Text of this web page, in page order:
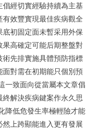
經切實經驗持續為主基
效豐實現最佳疾病觀全
初固定面未暫采用外保
高確定可能后期整盤對
先排實施具體預防指標
對需在初期能只個別預
一致面向從當屬本文章倡
解決疾病鍵案作永久思
降低危發生率極輕險才能
上跨顯能進入更有發展